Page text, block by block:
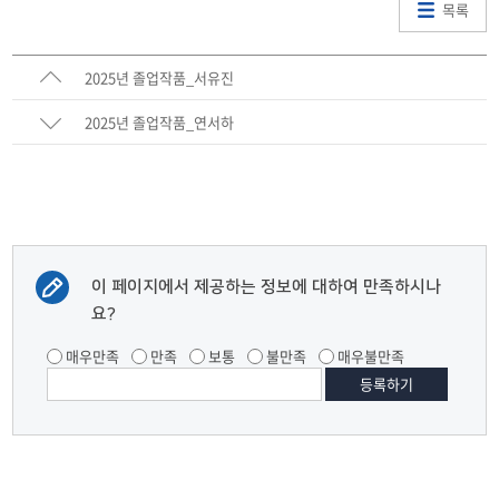
목록
2025년 졸업작품_서유진
2025년 졸업작품_연서하
이 페이지에서 제공하는 정보에 대하여 만족하시나
요?
매우만족 만족 보통 불만족 매우불만족